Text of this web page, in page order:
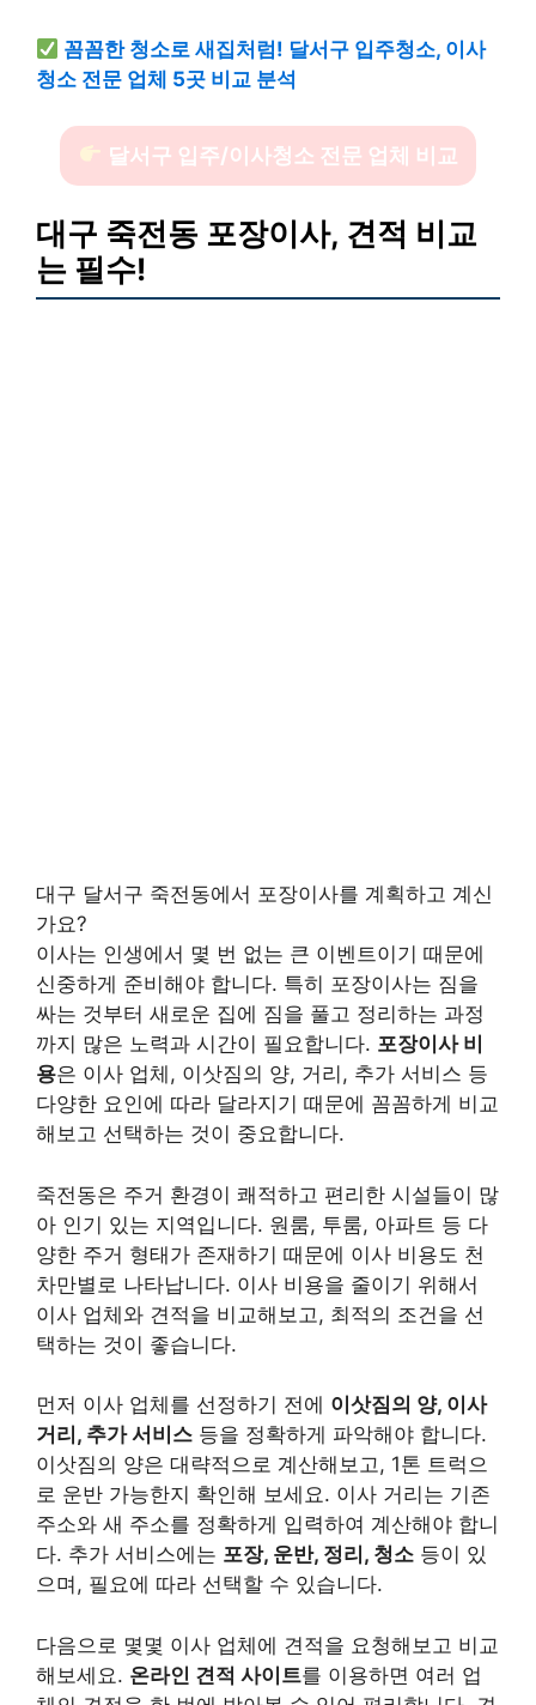
꼼꼼한 청소로 새집처럼! 달서구 입주청소, 이사
청소 전문 업체 5곳 비교 분석
달서구 입주/이사청소 전문 업체 비교
대구 죽전동 포장이사, 견적 비교
는 필수!
대구 달서구 죽전동에서 포장이사를 계획하고 계신
가요?
이사는 인생에서 몇 번 없는 큰 이벤트이기 때문에
신중하게 준비해야 합니다. 특히 포장이사는 짐을
싸는 것부터 새로운 집에 짐을 풀고 정리하는 과정
까지 많은 노력과 시간이 필요합니다. 포장이사 비
용은 이사 업체, 이삿짐의 양, 거리, 추가 서비스 등
다양한 요인에 따라 달라지기 때문에 꼼꼼하게 비교
해보고 선택하는 것이 중요합니다.
죽전동은 주거 환경이 쾌적하고 편리한 시설들이 많
아 인기 있는 지역입니다. 원룸, 투룸, 아파트 등 다
양한 주거 형태가 존재하기 때문에 이사 비용도 천
차만별로 나타납니다. 이사 비용을 줄이기 위해서
이사 업체와 견적을 비교해보고, 최적의 조건을 선
택하는 것이 좋습니다.
먼저 이사 업체를 선정하기 전에 이삿짐의 양, 이사
거리, 추가 서비스 등을 정확하게 파악해야 합니다.
이삿짐의 양은 대략적으로 계산해보고, 1톤 트럭으
로 운반 가능한지 확인해 보세요. 이사 거리는 기존
주소와 새 주소를 정확하게 입력하여 계산해야 합니
다. 추가 서비스에는 포장, 운반, 정리, 청소 등이 있
으며, 필요에 따라 선택할 수 있습니다.
다음으로 몇몇 이사 업체에 견적을 요청해보고 비교
해보세요. 온라인 견적 사이트를 이용하면 여러 업